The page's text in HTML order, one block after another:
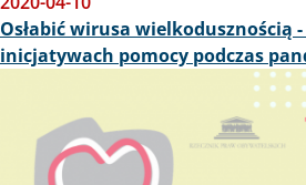
Osłabić wirusa wielkodusznością
inicjatywach pomocy podczas